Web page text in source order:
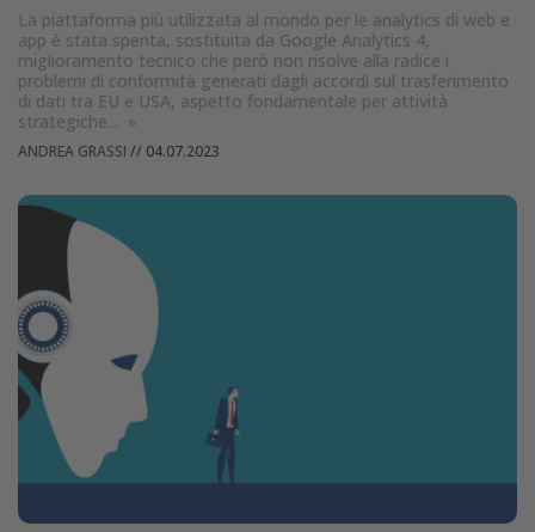
La piattaforma più utilizzata al mondo per le analytics di web e
app è stata spenta, sostituita da Google Analytics 4,
miglioramento tecnico che però non risolve alla radice i
problemi di conformità generati dagli accordi sul trasferimento
di dati tra EU e USA, aspetto fondamentale per attività
strategiche... »
ANDREA GRASSI // 04.07.2023